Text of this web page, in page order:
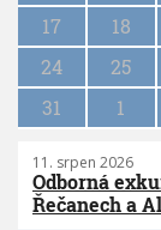
i
o
17
18
24
25
31
1
11. srpen 2026
Odborná
Řečanech a